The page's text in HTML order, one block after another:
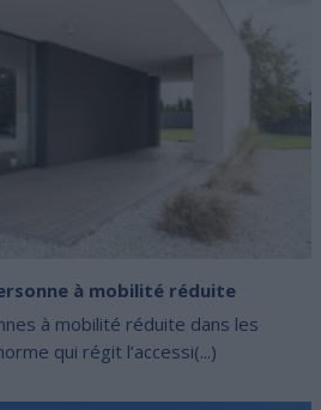
à mobilité réduite
à mobilité réduite dans les
qui régit l’accessi(...)